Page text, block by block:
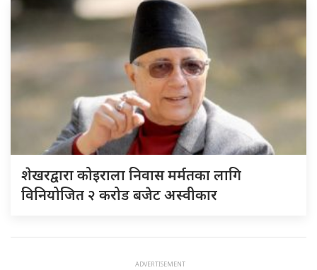
शेखरद्वारा कोइराला निवास मर्मतका लागि
विनियोजित २ करोड बजेट अस्वीकार